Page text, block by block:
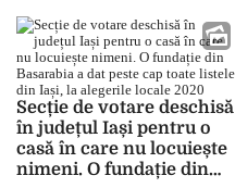
Secție de votare deschisă
în județul Iași pentru o
casă în care nu locuiește
nimeni. O fundație din